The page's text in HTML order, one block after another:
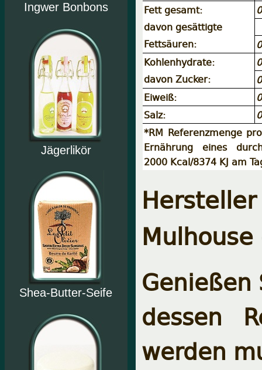
Ingwer Bonbons
Jägerlikör
Shea-Butter-Seife
Fett gesamt:
davon gesättigte
Fettsäuren:
Kohlenhydrate:
davon Zucker:
Eiweiß:
Salz:
*RM Referenzmenge
Ernährung eines
2000 Kcal/8374 KJ am
Genießen
dessen
werden